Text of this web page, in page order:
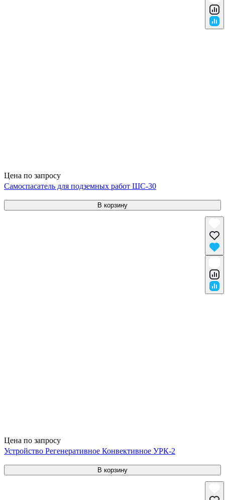
Цена по запросу
Самоспасатель для подземных работ ШС-30
В корзину
Цена по запросу
Устройство Регенеративное Конвективное УРК-2
В корзину